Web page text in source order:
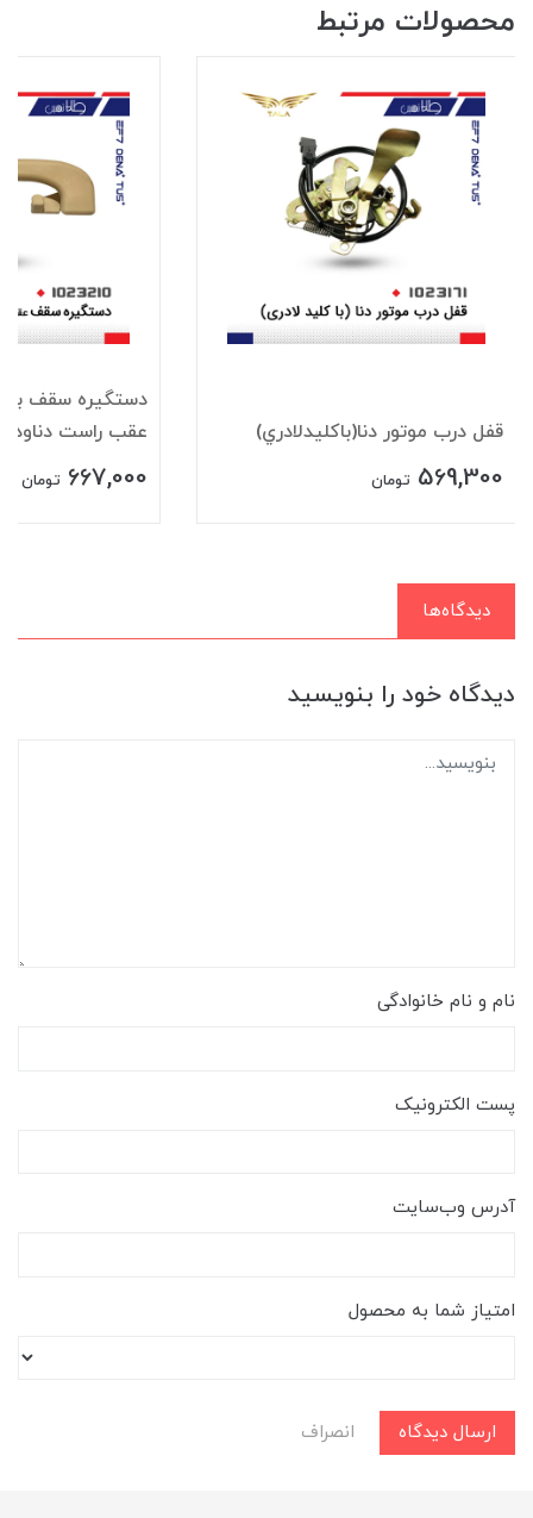
محصولات مرتبط
قفل درب موتور دنا(باکليدلادري)
569,300 تومان
دستگيره سقف
عقب راست
667,000 تومان
دیدگاه‌ها
دیدگاه خود را بنویسید
نام و نام خانوادگی
پست الکترونیک
آدرس وب‌سایت
امتیاز شما به محصول
ارسال دیدگاه انصراف